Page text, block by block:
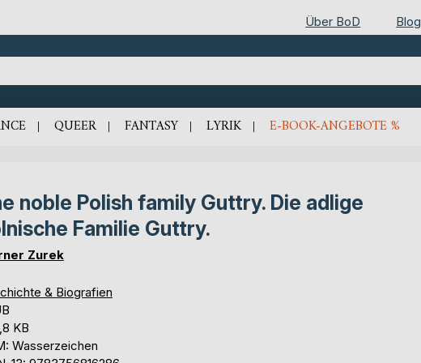
Über BoD Blog
QUEER FANTASY LYRIK E-BOOK-ANGEBOTE %
noble Polish family Guttry. Die adlige
Familie Guttry.
Zurek
& Biografien
KB
Wasserzeichen